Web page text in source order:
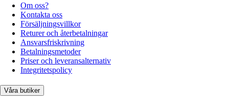
Om oss?
Kontakta oss
Försäljningsvillkor
Returer och återbetalningar
Ansvarsfriskrivning
Betalningsmetoder
Priser och leveransalternativ
Integritetspolicy
Våra butiker